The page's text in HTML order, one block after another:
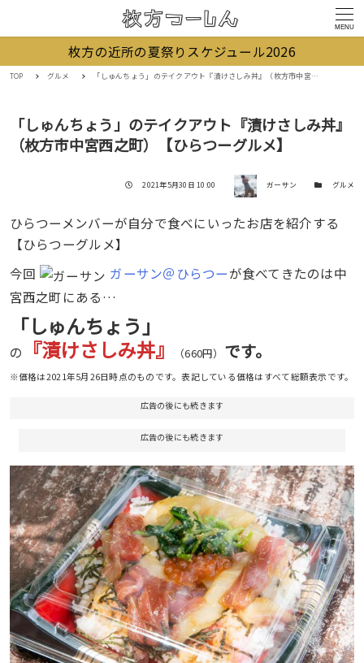
MENU
枚方の近所の夏祭りスケジュール2026
TOP グルメ 「しゅんちょう」のテイクアウト『漬けさしみ丼』（枚方市中宮西之町）【ひらつーグルメ】
「しゅんちょう」のテイクアウト『漬けさしみ丼』
（枚方市中宮西之町）【ひらつーグルメ】
投稿日
2021年5月30日 10:00 著者 ガーサン カテゴリー
グルメ
ひらつーメンバーが自分で食べにいったお店を紹介する
【ひらつーグルメ】
今回
ガーサン＠ひらつーが食べてきたのは中
宮西之町にある…
「しゅんちょう」
の 『漬けさしみ丼』 （660円） です。
※価格は2021年5月26日時点のものです。表記している価格はすべて総額表示です。
広告の後にも続きます
広告の後にも続きます